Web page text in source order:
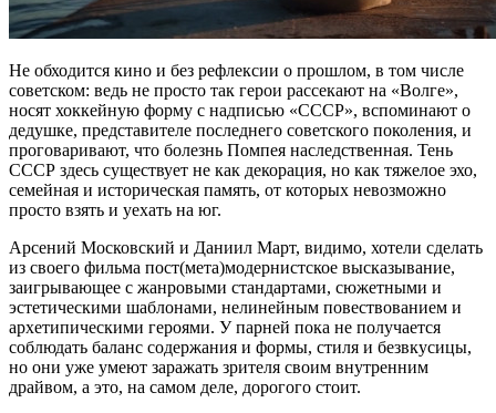
Не обходится кино и без рефлексии о прошлом, в том числе
советском: ведь не просто так герои рассекают на «Волге»,
носят хоккейную форму с надписью «СССР», вспоминают о
дедушке, представителе последнего советского поколения, и
проговаривают, что болезнь Помпея наследственная. Тень
СССР здесь существует не как декорация, но как тяжелое эхо,
семейная и историческая память, от которых невозможно
просто взять и уехать на юг.
Арсений Московский и Даниил Март, видимо, хотели сделать
из своего фильма пост(мета)модернистское высказывание,
заигрывающее с жанровыми стандартами, сюжетными и
эстетическими шаблонами, нелинейным повествованием и
архетипическими героями. У парней пока не получается
соблюдать баланс содержания и формы, стиля и безвкусицы,
но они уже умеют заражать зрителя своим внутренним
драйвом, а это, на самом деле, дорогого стоит.